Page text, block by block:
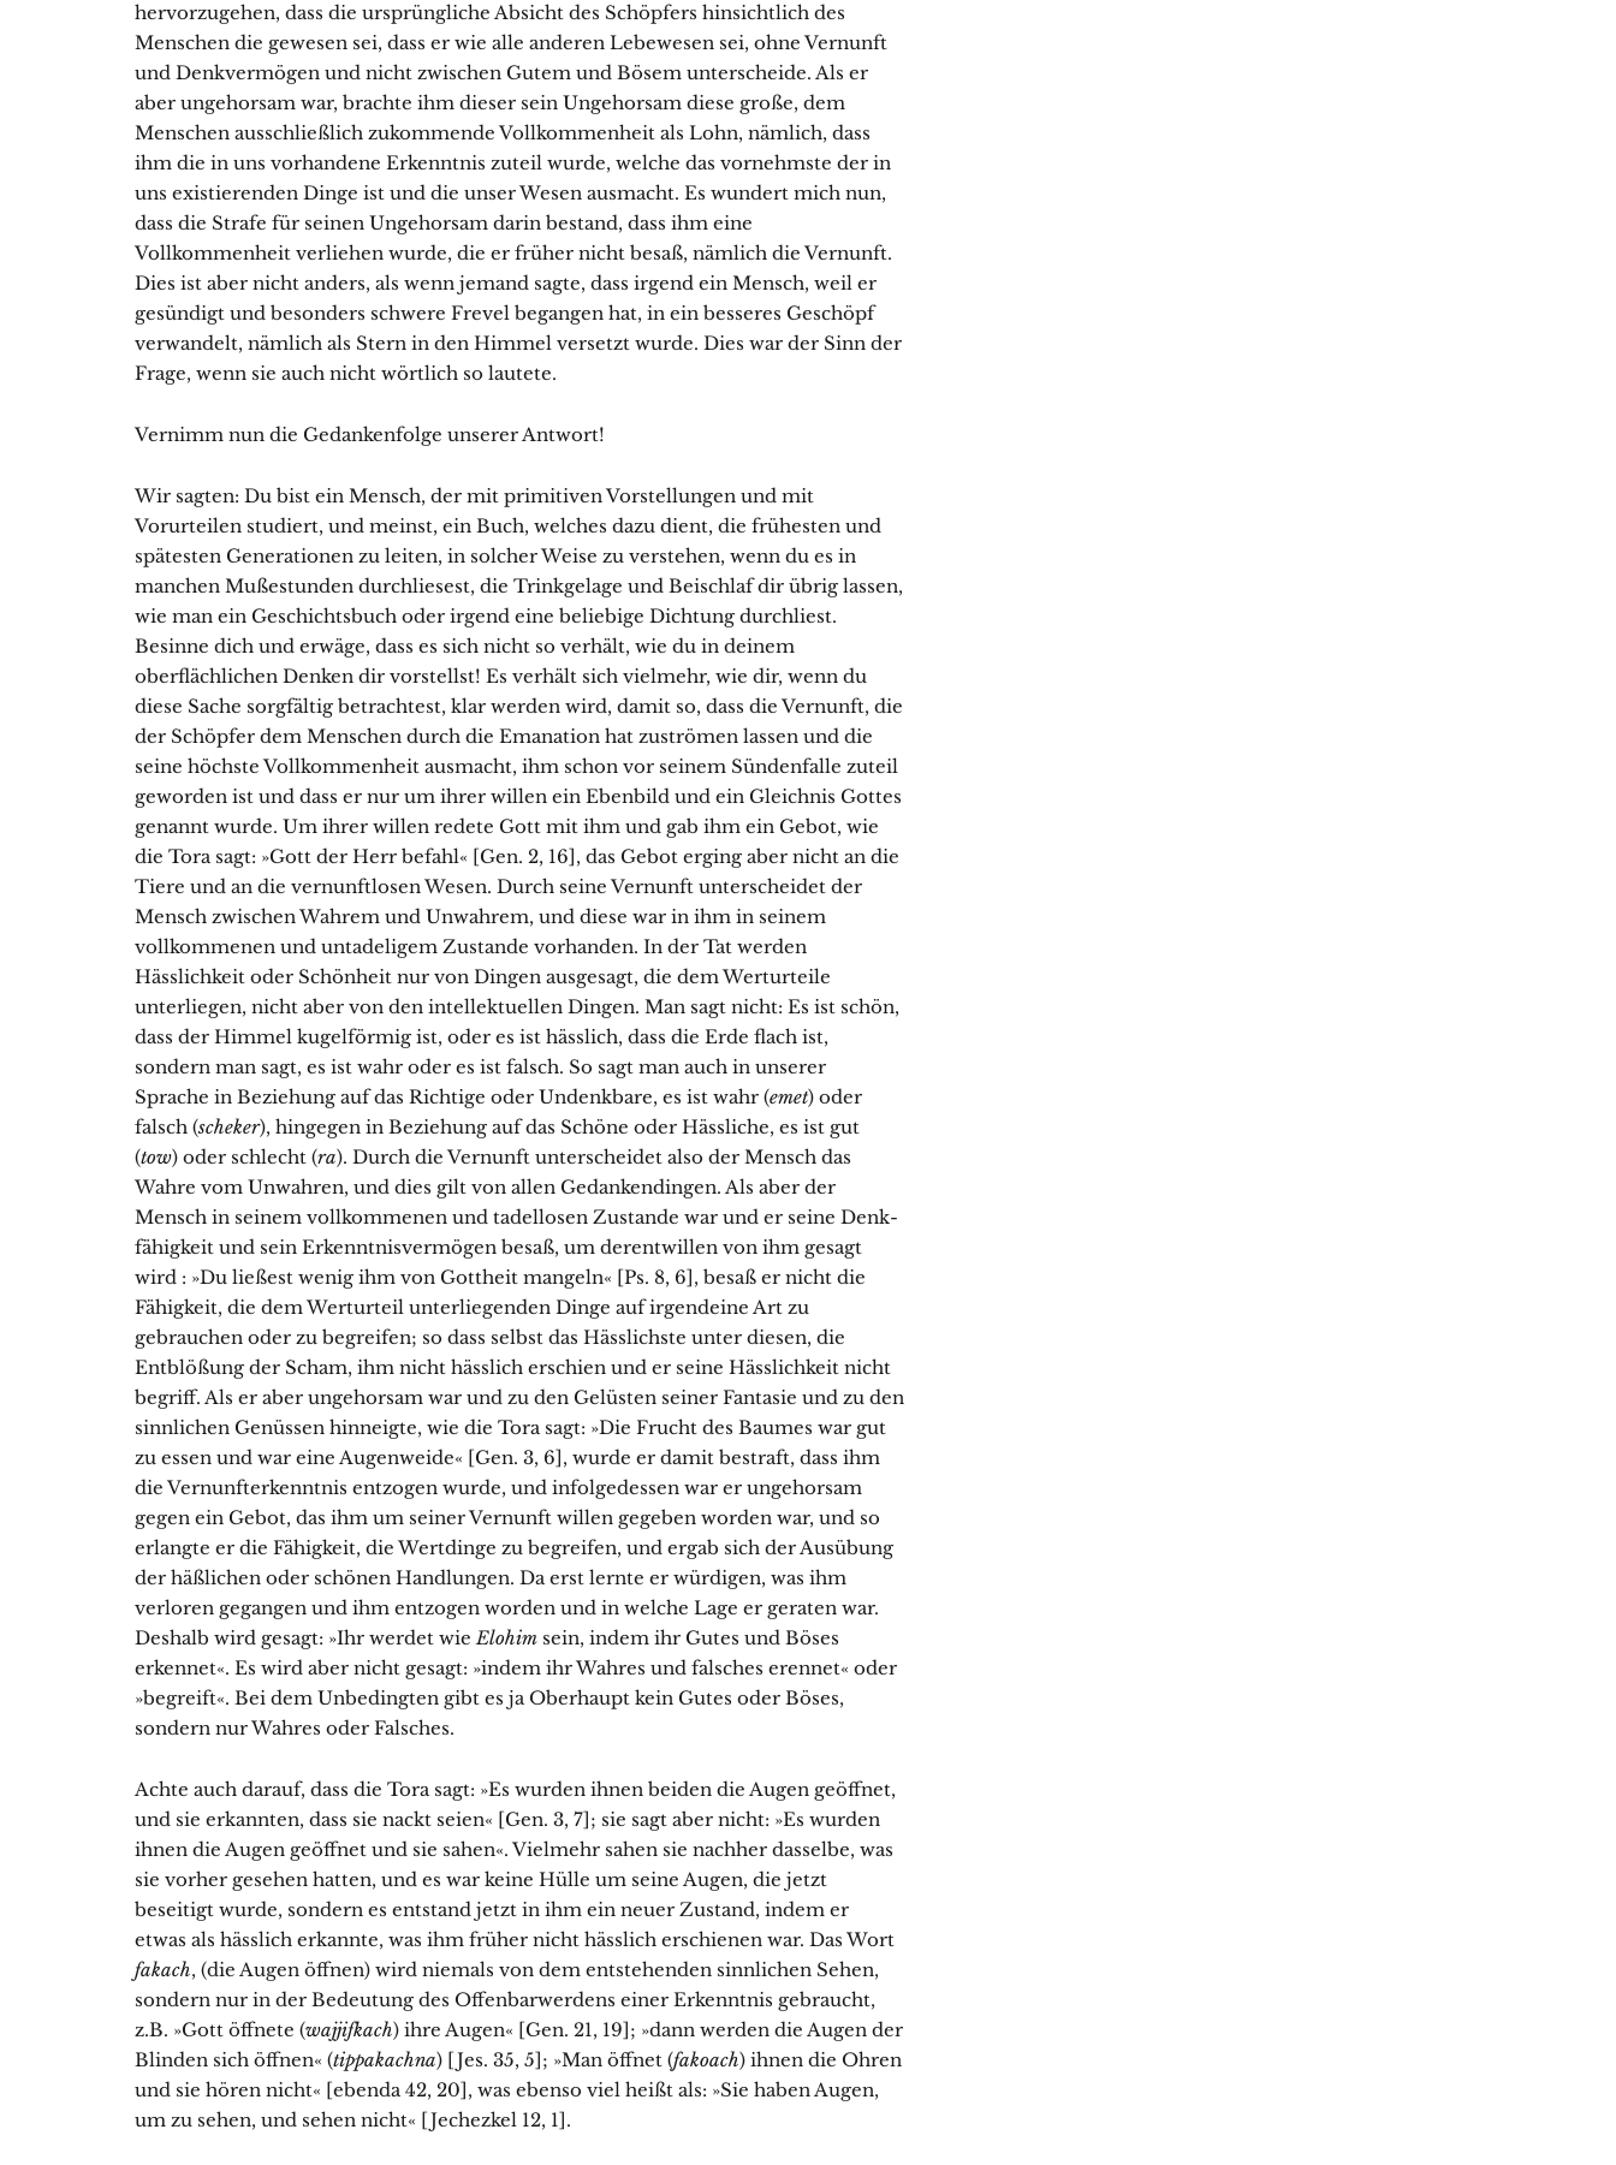
hervorzugehen, dass die ursprüngliche Absicht des Schöpfers hinsichtlich des
Menschen die gewesen sei, dass er wie alle anderen Lebewesen sei, ohne Vernunft
und Denk­vermögen und nicht zwischen Gutem und Bösem unterscheide. Als er
aber ungehorsam war, brachte ihm dieser sein Ungehor­sam diese große, dem
Menschen ausschließlich zukommende Vollkommenheit als Lohn, nämlich, dass
ihm die in uns vor­handene Erkenntnis zuteil wurde, welche das vornehmste der in
uns existierenden Dinge ist und die unser Wesen ausmacht. Es wundert mich nun,
dass die Strafe für seinen Ungehorsam darin bestand, dass ihm eine
Vollkommenheit verliehen wurde, die er früher nicht besaß, nämlich die Vernunft.
Dies ist aber nicht anders, als wenn jemand sagte, dass irgend ein Mensch, weil er
gesündigt und besonders schwere Frevel begangen hat, in ein besseres Geschöpf
verwandelt, nämlich als Stern in den Himmel versetzt wurde. Dies war der Sinn der
Frage, wenn sie auch nicht wörtlich so lautete.
Vernimm nun die Gedankenfolge unserer Antwort!
Wir sagten: Du bist ein Mensch, der mit primitiven Vorstellungen und mit
Vorurteilen studiert, und meinst, ein Buch, welches dazu dient, die frühesten und
spätesten Generationen zu leiten, in solcher Weise zu verstehen, wenn du es in
manchen Mußestunden durchliesest, die Trinkgelage und Beischlaf dir übrig lassen,
wie man ein Geschichtsbuch oder irgend eine beliebige Dichtung durchliest.
Besinne dich und erwäge, dass es sich nicht so verhält, wie du in deinem
oberflächlichen Denken dir vorstellst! Es verhält sich vielmehr, wie dir, wenn du
diese Sache sorgfältig betrachtest, klar werden wird, damit so, dass die Vernunft, die
der Schöpfer dem Menschen durch die Emanation hat zuströmen lassen und die
seine höchste Vollkommenheit ausmacht, ihm schon vor seinem Sündenfalle zuteil
ge­worden ist und dass er nur um ihrer willen ein Ebenbild und ein Gleichnis Gottes
genannt wurde. Um ihrer willen redete Gott mit ihm und gab ihm ein Gebot, wie
die Tora sagt: »Gott der Herr befahl« [Gen. 2, 16], das Gebot erging aber nicht an die
Tiere und an die vernunftlosen Wesen. Durch seine Vernunft unterscheidet der
Mensch zwischen Wahrem und Unwahrem, und diese war in ihm in seinem
vollkommenen und untadeligem Zustande vorhanden. In der Tat werden
Hässlichkeit oder Schönheit nur von Dingen ausgesagt, die dem Werturteile
unterliegen, nicht aber von den intellektuellen Dingen. Man sagt nicht: Es ist schön,
dass der Himmel kugel­förmig ist, oder es ist hässlich, dass die Erde flach ist,
sondern man sagt, es ist wahr oder es ist falsch. So sagt man auch in unserer
Sprache in Beziehung auf das Richtige oder Undenk­bare, es ist wahr (emet) oder
falsch (scheker), hin­gegen in Beziehung auf das Schöne oder Hässliche, es ist gut
(tow) oder schlecht (ra). Durch die Vernunft unter­scheidet also der Mensch das
Wahre vom Unwahren, und dies gilt von allen Gedankendingen. Als aber der
Mensch in seinem vollkommenen und tadellosen Zustande war und er seine Denk­
fähigkeit und sein Erkenntnisvermögen besaß, um derentwillen von ihm gesagt
wird : »Du ließest wenig ihm von Gottheit mangeln« [Ps. 8, 6], besaß er nicht die
Fähigkeit, die dem Wert­urteil unterliegenden Dinge auf irgendeine Art zu
gebrauchen oder zu begreifen; so dass selbst das Hässlichste unter diesen, die
Entblößung der Scham, ihm nicht hässlich erschien und er seine Hässlichkeit nicht
begriff. Als er aber ungehor­sam war und zu den Gelüsten seiner Fantasie und zu den
sinnlichen Genüssen hinneigte, wie die Tora sagt: »Die Frucht des Baumes war gut
zu essen und war eine Augenweide« [Gen. 3, 6], wurde er damit bestraft, dass ihm
die Vernunft­erkenntnis entzogen wurde, und infolgedessen war er un­gehorsam
gegen ein Gebot, das ihm um seiner Vernunft willen gegeben worden war, und so
erlangte er die Fähigkeit, die Wertdinge zu begreifen, und ergab sich der Ausübung
der häß­lichen oder schönen Handlungen. Da erst lernte er würdigen, was ihm
verloren gegangen und ihm entzogen worden und in welche Lage er geraten war.
Deshalb wird gesagt: »Ihr werdet wieElohim sein, indem ihr Gutes und Böses
erkennet«. Es wird aber nicht gesagt: »indem ihr Wahres und falsches erennet« oder
»begreift«. Bei dem Unbedingten gibt es ja Oberhaupt kein Gutes oder Böses,
sondern nur Wahres oder Falsches.
Achte auch darauf, dass die Tora sagt: »Es wurden ihnen beiden die Augen geöffnet,
und sie erkannten, dass sie nackt seien« [Gen. 3, 7]; sie sagt aber nicht: »Es wurden
ihnen die Augen geöffnet und sie sahen«. Vielmehr sahen sie nachher dasselbe, was
sie vorher gesehen hatten, und es war keine Hülle um seine Augen, die jetzt
beseitigt wurde, sondern es entstand jetzt in ihm ein neuer Zustand, indem er
etwas als hässlich er­kannte, was ihm früher nicht hässlich erschienen war. Das Wort
fakach, (die Augen öffnen) wird niemals von dem entstehenden sinnlichen Sehen,
sondern nur in der Bedeutung des Offenbarwerdens einer Erkenntnis gebraucht,
z.B. »Gott öffnete (wajjifkach) ihre Augen« [Gen. 21, 19]; »dann werden die Augen der
Blinden sich öffnen« (tippa­kachna) [Jes. 35, 5]; »Man öffnet (fakoach) ihnen die Ohren
und sie hören nicht« [ebenda 42, 20], was ebenso viel heißt als: »Sie haben Augen,
um zu sehen, und sehen nicht« [Jechezkel 12, 1].